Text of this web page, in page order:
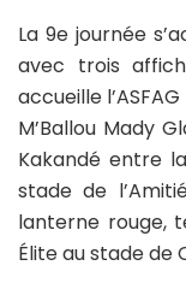
La 9e journée
avec trois
accueille
M’Ballou Mady
Kakandé entre
stade de
lanterne rouge,
Élite au stade de